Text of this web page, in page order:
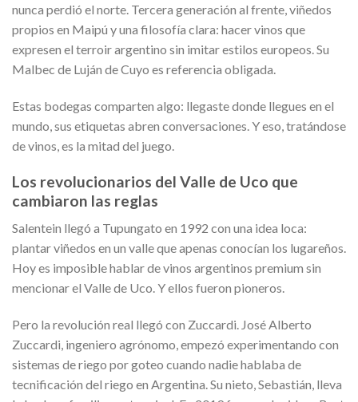
nunca perdió el norte. Tercera generación al frente, viñedos
propios en Maipú y una filosofía clara: hacer vinos que
expresen el terroir argentino sin imitar estilos europeos. Su
Malbec de Luján de Cuyo es referencia obligada.
Estas bodegas comparten algo: llegaste donde llegues en el
mundo, sus etiquetas abren conversaciones. Y eso, tratándose
de vinos, es la mitad del juego.
Los revolucionarios del Valle de Uco que
cambiaron las reglas
Salentein llegó a Tupungato en 1992 con una idea loca:
plantar viñedos en un valle que apenas conocían los lugareños.
Hoy es imposible hablar de vinos argentinos premium sin
mencionar el Valle de Uco. Y ellos fueron pioneros.
Pero la revolución real llegó con Zuccardi. José Alberto
Zuccardi, ingeniero agrónomo, empezó experimentando con
sistemas de riego por goteo cuando nadie hablaba de
tecnificación del riego en Argentina. Su nieto, Sebastián, lleva